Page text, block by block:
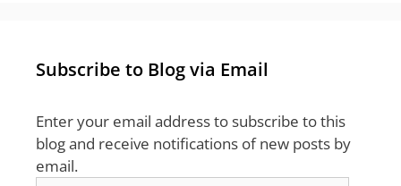
Subscribe to Blog via Email
Enter your email address to subscribe to this
blog and receive notifications of new posts by
email.